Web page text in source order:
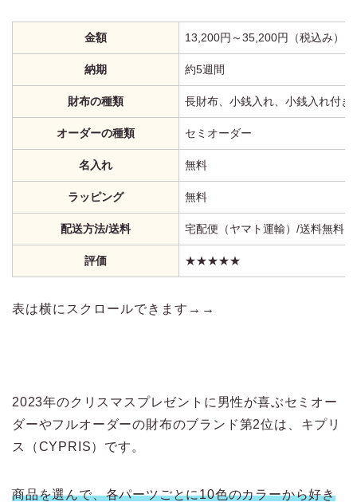
金額 13,200円～35,200円（税込み）
納期 約5週間
財布の種類 長財布、小銭入れ、小銭入れ付
オーダーの種類 セミオーダー
名入れ 無料
ラッピング 無料
配送方法/送料 宅配便（ヤマト運輸）/送料無料
評価 ★★★★★
表は横にスクロールできます→→
2023年のクリスマスプレゼントに男性が喜ぶセミオー
ダーやフルオーダーの財布のブランド第2位は、キプリ
ス（CYPRIS）です。
商品を選んで、各パーツごとに10色のカラーから好き